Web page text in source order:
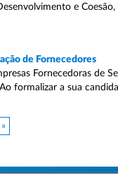
e
de Fornecedores
Fornecedoras de
formalizar a sua